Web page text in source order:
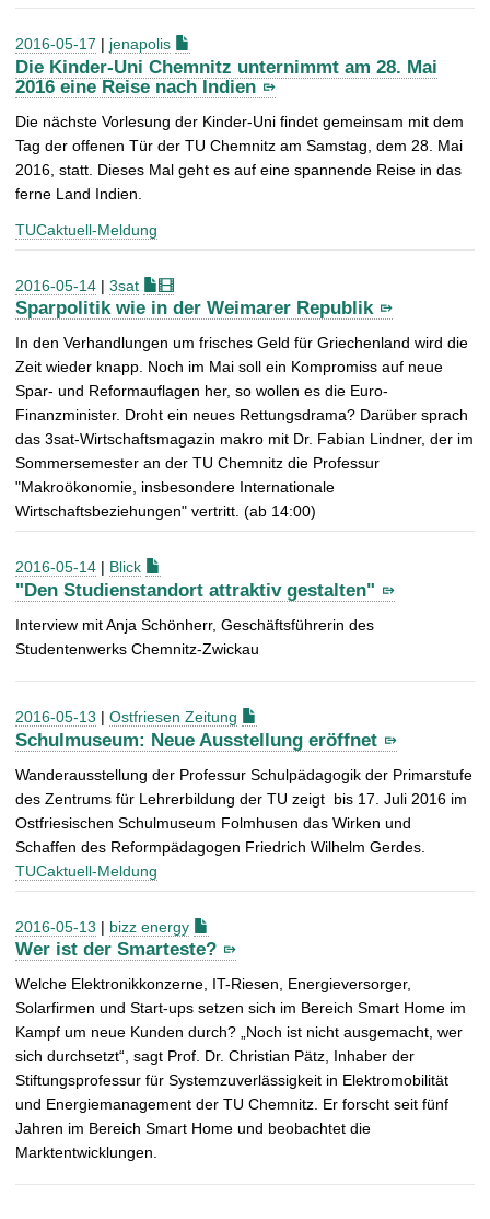
2016-05-17 | jenapolis
Die Kinder-Uni Chemnitz unternimmt am 28. Mai
2016 eine Reise nach Indien
Die nächste Vorlesung der Kinder-Uni findet gemeinsam mit dem
Tag der offenen Tür der TU Chemnitz am Samstag, dem 28. Mai
2016, statt. Dieses Mal geht es auf eine spannende Reise in das
ferne Land Indien.
TUCaktuell-Meldung
2016-05-14 | 3sat
Sparpolitik wie in der Weimarer Republik
In den Verhandlungen um frisches Geld für Griechenland wird die
Zeit wieder knapp. Noch im Mai soll ein Kompromiss auf neue
Spar- und Reformauflagen her, so wollen es die Euro-
Finanzminister. Droht ein neues Rettungsdrama? Darüber sprach
das 3sat-Wirtschaftsmagazin makro mit Dr. Fabian Lindner, der im
Sommersemester an der TU Chemnitz die Professur
"Makroökonomie, insbesondere Internationale
Wirtschaftsbeziehungen" vertritt. (ab 14:00)
2016-05-14 | Blick
"Den Studienstandort attraktiv gestalten"
Interview mit Anja Schönherr, Geschäftsführerin des
Studentenwerks Chemnitz-Zwickau
2016-05-13 | Ostfriesen Zeitung
Schulmuseum: Neue Ausstellung eröffnet
Wanderausstellung der Professur Schulpädagogik der Primarstufe
des Zentrums für Lehrerbildung der TU zeigt bis 17. Juli 2016 im
Ostfriesischen Schulmuseum Folmhusen das Wirken und
Schaffen des Reformpädagogen Friedrich Wilhelm Gerdes.
TUCaktuell-Meldung
2016-05-13 | bizz energy
Wer ist der Smarteste?
Welche Elektronikkonzerne, IT-Riesen, Energieversorger,
Solarfirmen und Start-ups setzen sich im Bereich Smart Home im
Kampf um neue Kunden durch? „Noch ist nicht ausgemacht, wer
sich durchsetzt“, sagt Prof. Dr. Christian Pätz, Inhaber der
Stiftungsprofessur für Systemzuverlässigkeit in Elektromobilität
und Energiemanagement der TU Chemnitz. Er forscht seit fünf
Jahren im Bereich Smart Home und beobachtet die
Marktentwicklungen.